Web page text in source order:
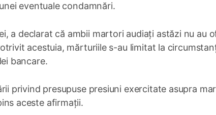
eventuale condamnări.
a declarat că ambii martori audiați astăzi nu au
acestuia, mărturiile s-au limitat la
bancare.
privind presupuse presiuni exercitate asupra
aceste afirmații.